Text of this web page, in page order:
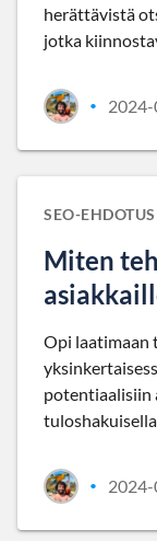
herättävistä
jotka
•
SEO-EHDOTUS
Miten
Opi laatimaan
potentiaalisiin
•